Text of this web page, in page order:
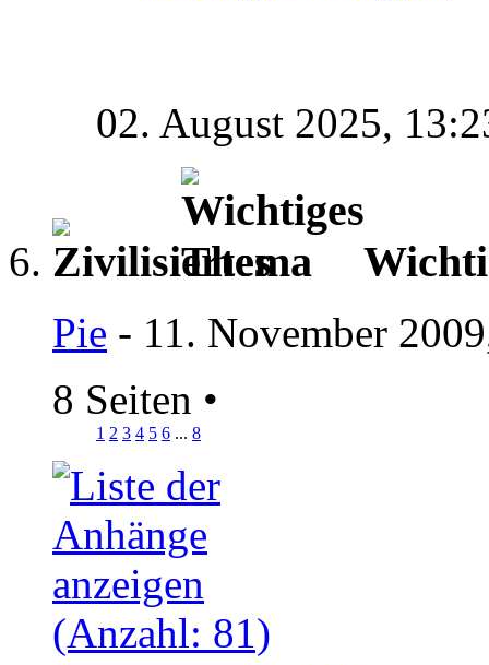
02. August 2025,
Pie - 11. November
8 Seiten •
1 2 3 4 5 6 ... 8